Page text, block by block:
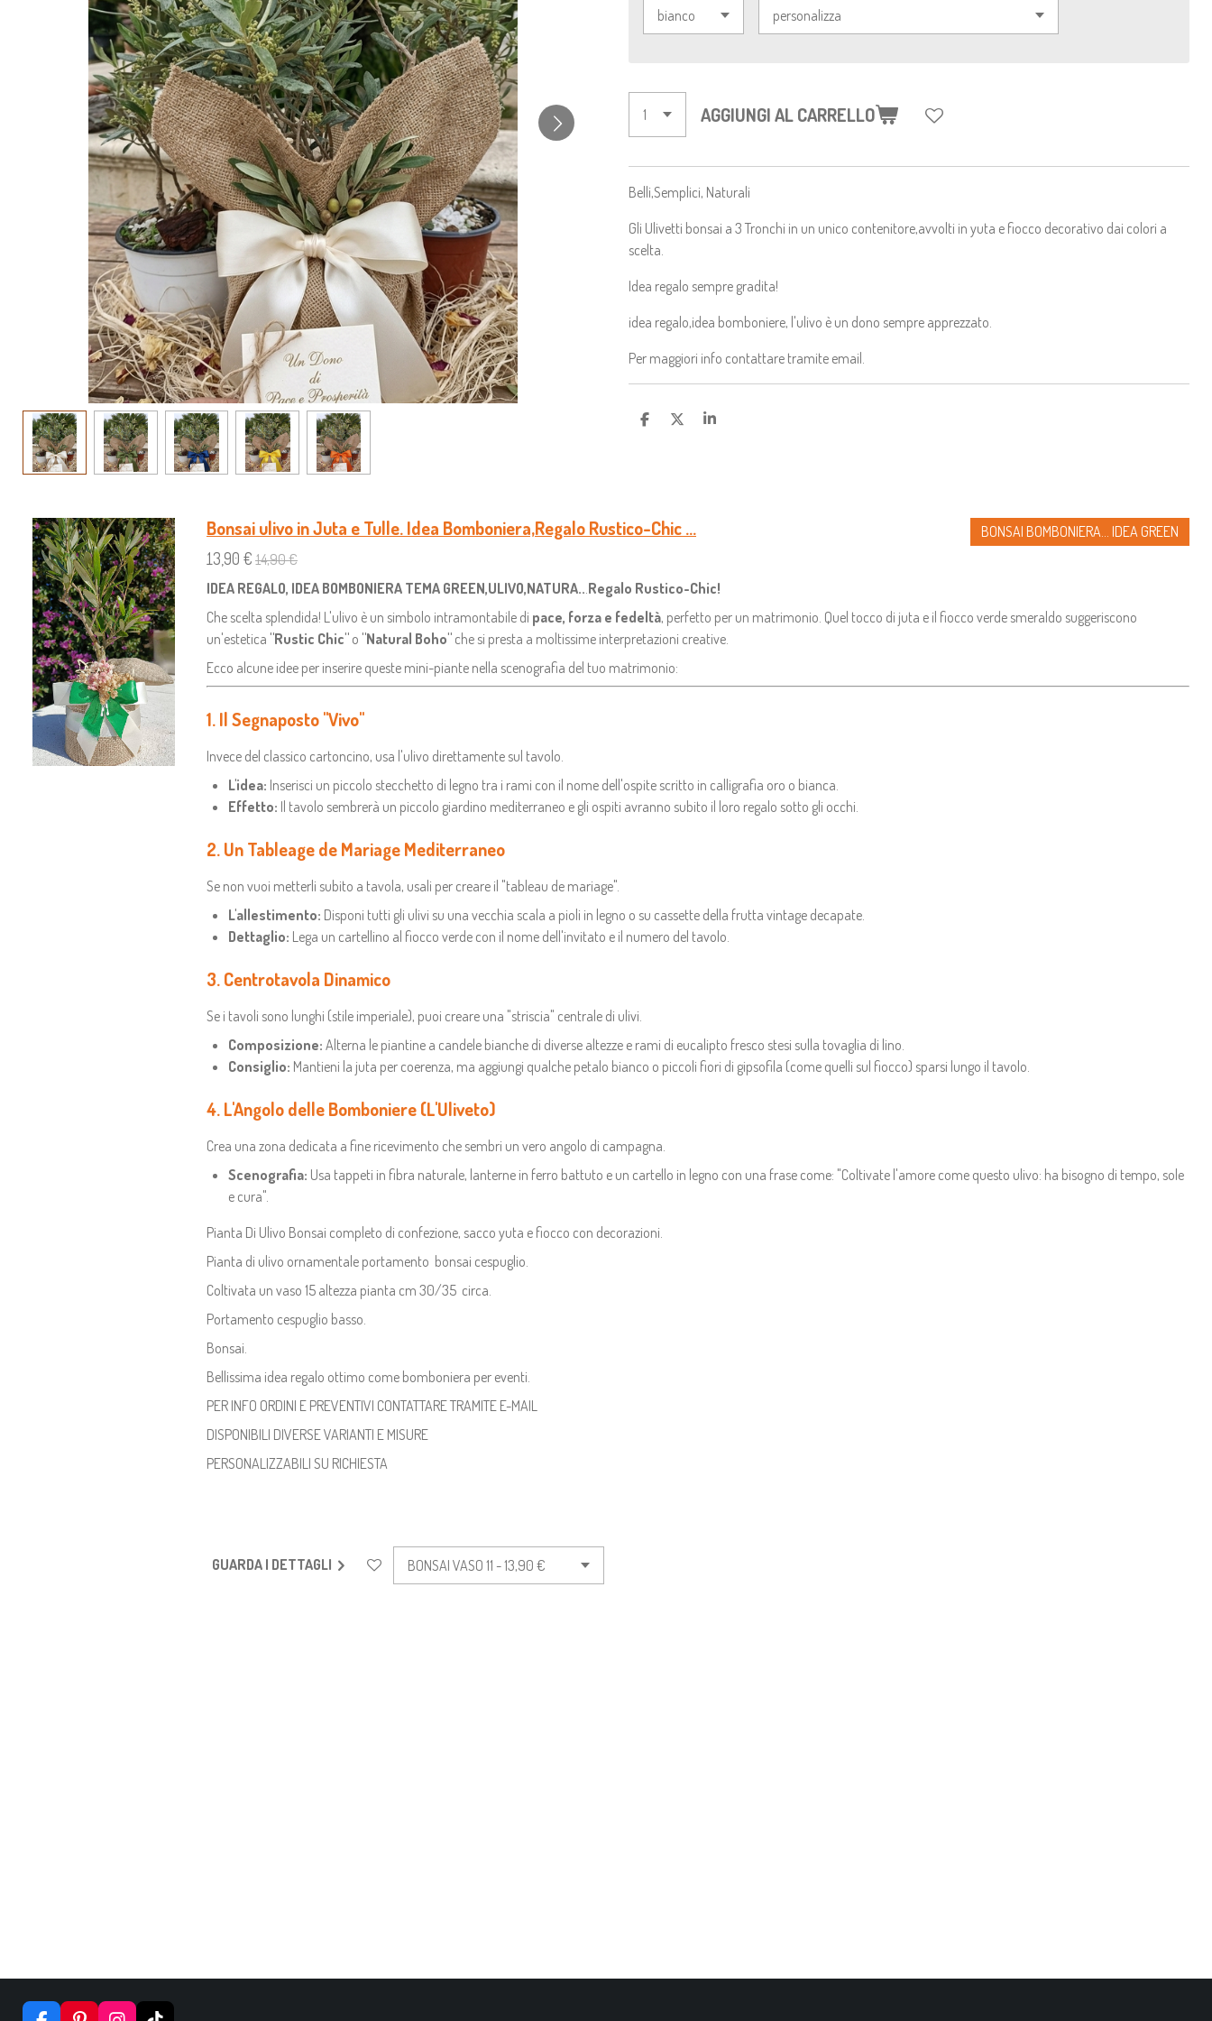
AGGIUNGI AL CARRELLO
Belli,Semplici, Naturali
Gli Ulivetti bonsai a 3 Tronchi in un unico contenitore,avvolti in yuta e fiocco decorativo dai colori a
scelta.
Idea regalo sempre gradita!
idea regalo,idea bomboniere, l'ulivo è un dono sempre apprezzato.
Per maggiori info contattare tramite email.
C
D
I
C
D
I
C
BONSAI BOMBONIERA... IDEA GREEN
Bonsai ulivo in Juta e Tulle. Idea Bomboniera,Regalo Rustico-Chic ...
13,90 € 14,90 €
IDEA REGALO, IDEA BOMBONIERA TEMA GREEN,ULIVO,NATURA.. Regalo Rustico-Chic!
Che scelta splendida! L'ulivo è un simbolo intramontabile di pace, forza e fedeltà, perfetto per un matrimonio. Quel tocco di juta e il fiocco verde smeraldo suggeriscono
un'estetica "Rustic Chic" o "Natural Boho" che si presta a moltissime interpretazioni creative.
Ecco alcune idee per inserire queste mini-piante nella scenografia del tuo matrimonio:
1. Il Segnaposto "Vivo"
Invece del classico cartoncino, usa l'ulivo direttamente sul tavolo.
L'idea: Inserisci un piccolo stecchetto di legno tra i rami con il nome dell'ospite scritto in calligrafia oro o bianca.
Effetto: Il tavolo sembrerà un piccolo giardino mediterraneo e gli ospiti avranno subito il loro regalo sotto gli occhi.
2. Un Tableage de Mariage Mediterraneo
Se non vuoi metterli subito a tavola, usali per creare il "tableau de mariage".
L'allestimento: Disponi tutti gli ulivi su una vecchia scala a pioli in legno o su cassette della frutta vintage decapate.
Dettaglio: Lega un cartellino al fiocco verde con il nome dell'invitato e il numero del tavolo.
3. Centrotavola Dinamico
Se i tavoli sono lunghi (stile imperiale), puoi creare una "striscia" centrale di ulivi.
Composizione: Alterna le piantine a candele bianche di diverse altezze e rami di eucalipto fresco stesi sulla tovaglia di lino.
Consiglio: Mantieni la juta per coerenza, ma aggiungi qualche petalo bianco o piccoli fiori di gipsofila (come quelli sul fiocco) sparsi lungo il tavolo.
4. L'Angolo delle Bomboniere (L'Uliveto)
Crea una zona dedicata a fine ricevimento che sembri un vero angolo di campagna.
Scenografia: Usa tappeti in fibra naturale, lanterne in ferro battuto e un cartello in legno con una frase come: "Coltivate l'amore come questo ulivo: ha bisogno di tempo, sole
e cura".
Pianta Di Ulivo Bonsai completo di confezione, sacco yuta e fiocco con decorazioni.
Pianta di ulivo ornamentale portamento bonsai cespuglio.
Coltivata un vaso 15 altezza pianta cm 30/35 circa.
Portamento cespuglio basso.
Bonsai.
Bellissima idea regalo ottimo come bomboniera per eventi.
PER INFO ORDINI E PREVENTIVI CONTATTARE TRAMITE E-MAIL
DISPONIBILI DIVERSE VARIANTI E MISURE
PERSONALIZZABILI SU RICHIESTA
GUARDA I DETTAGLI